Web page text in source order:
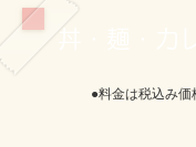
丼・麺・カ
●料金は税込み価